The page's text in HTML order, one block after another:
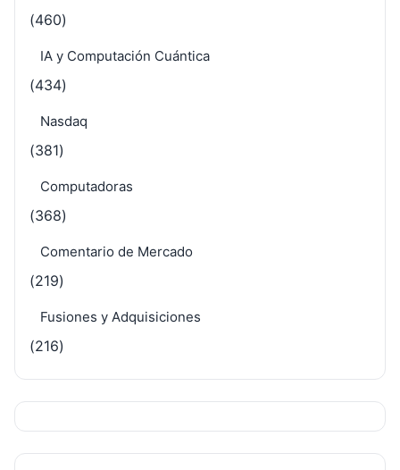
(460)
IA y Computación Cuántica
(434)
Nasdaq
(381)
Computadoras
(368)
Comentario de Mercado
(219)
Fusiones y Adquisiciones
(216)